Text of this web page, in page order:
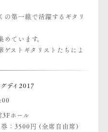
第一線で活躍するギタリ
ています。
ストギタリストたちによ
デイ2017
ホール
：3500円 (全席自由席)